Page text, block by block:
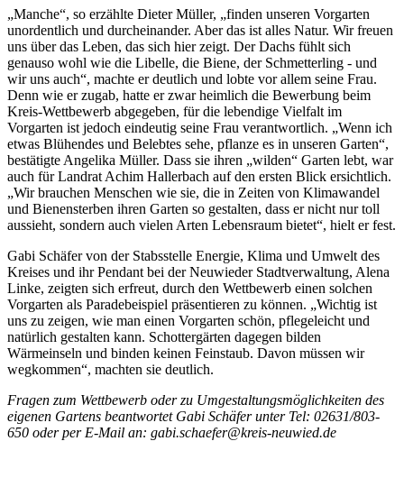
„Manche“, so erzählte Dieter Müller, „finden unseren Vorgarten
unordentlich und durcheinander. Aber das ist alles Natur. Wir freuen
uns über das Leben, das sich hier zeigt. Der Dachs fühlt sich
genauso wohl wie die Libelle, die Biene, der Schmetterling - und
wir uns auch“, machte er deutlich und lobte vor allem seine Frau.
Denn wie er zugab, hatte er zwar heimlich die Bewerbung beim
Kreis-Wettbewerb abgegeben, für die lebendige Vielfalt im
Vorgarten ist jedoch eindeutig seine Frau verantwortlich. „Wenn ich
etwas Blühendes und Belebtes sehe, pflanze es in unseren Garten“,
bestätigte Angelika Müller. Dass sie ihren „wilden“ Garten lebt, war
auch für Landrat Achim Hallerbach auf den ersten Blick ersichtlich.
„Wir brauchen Menschen wie sie, die in Zeiten von Klimawandel
und Bienensterben ihren Garten so gestalten, dass er nicht nur toll
aussieht, sondern auch vielen Arten Lebensraum bietet“, hielt er fest.
Gabi Schäfer von der Stabsstelle Energie, Klima und Umwelt des
Kreises und ihr Pendant bei der Neuwieder Stadtverwaltung, Alena
Linke, zeigten sich erfreut, durch den Wettbewerb einen solchen
Vorgarten als Paradebeispiel präsentieren zu können. „Wichtig ist
uns zu zeigen, wie man einen Vorgarten schön, pflegeleicht und
natürlich gestalten kann. Schottergärten dagegen bilden
Wärmeinseln und binden keinen Feinstaub. Davon müssen wir
wegkommen“, machten sie deutlich.
Fragen zum Wettbewerb oder zu Umgestaltungsmöglichkeiten des
eigenen Gartens beantwortet Gabi Schäfer unter Tel: 02631/803-
650 oder per E-Mail an: gabi.schaefer@kreis-neuwied.de